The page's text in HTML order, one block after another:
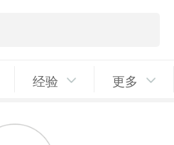
经验 更多